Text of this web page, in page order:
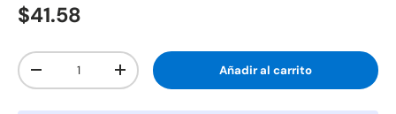
$41.58
Cant.
-
+ Añadir al carrito